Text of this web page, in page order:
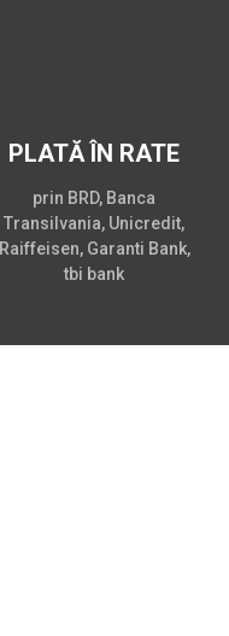
PLATĂ ÎN RATE
prin BRD, Banca
Transilvania, Unicredit,
Raiffeisen, Garanti Bank,
tbi bank